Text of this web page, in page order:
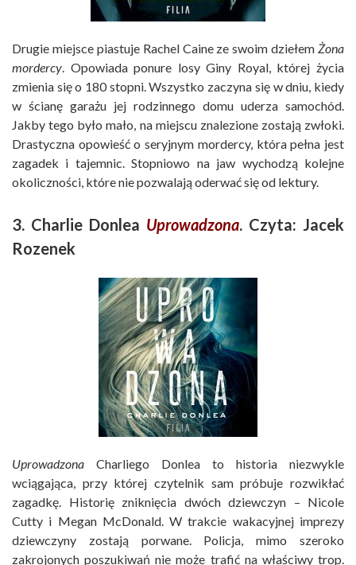
Drugie miejsce piastuje Rachel Caine ze swoim dziełem Żona
mordercy. Opowiada ponure losy Giny Royal, której życia
zmienia się o 180 stopni. Wszystko zaczyna się w dniu, kiedy
w ścianę garażu jej rodzinnego domu uderza samochód.
Jakby tego było mało, na miejscu znalezione zostają zwłoki.
Drastyczna opowieść o seryjnym mordercy, która pełna jest
zagadek i tajemnic. Stopniowo na jaw wychodzą kolejne
okoliczności, które nie pozwalają oderwać się od lektury.
3. Charlie Donlea Uprowadzona. Czyta: Jacek
Rozenek
Uprowadzona Charliego Donlea to historia niezwykle
wciągająca, przy której czytelnik sam próbuje rozwikłać
zagadkę. Historię zniknięcia dwóch dziewczyn – Nicole
Cutty i Megan McDonald. W trakcie wakacyjnej imprezy
dziewczyny zostają porwane. Policja, mimo szeroko
zakrojonych poszukiwań nie może trafić na właściwy trop.